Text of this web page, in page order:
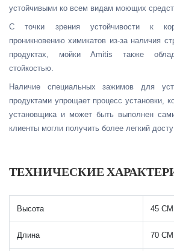
устойчивыми ко всем видам моющих
С точки зрения устойчивости к
проникновению химикатов из-за наличия
продуктах, мойки Amitis также
стойкостью.
Наличие специальных зажимов для
продуктами упрощает процесс установки,
установщика и может быть выполнен
клиенты могли получить более легкий
ТЕХНИЧЕСКИЕ
Высота 45 СМ
Длина 70 СМ